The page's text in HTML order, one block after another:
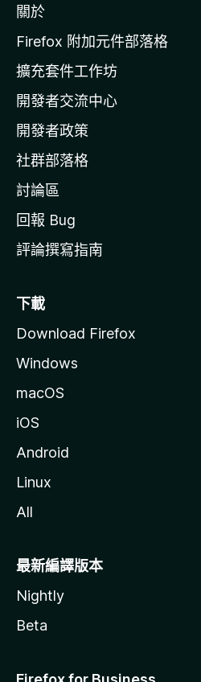
i
l
a
官
網
關於
Firefox 附加元件部落格
擴充套件工作坊
開發者交流中心
開發者政策
社群部落格
討論區
回報 Bug
評論撰寫指南
下載
Download Firefox
Windows
macOS
iOS
Android
Linux
All
最新編譯版本
Nightly
Beta